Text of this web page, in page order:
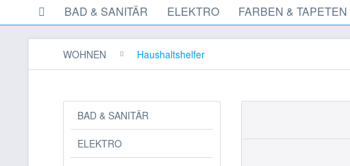
BAD & SANITÄR ELEKTRO FARBEN & TAPETEN
WOHNEN Haushaltshelfer
BAD & SANITÄR
ELEKTRO